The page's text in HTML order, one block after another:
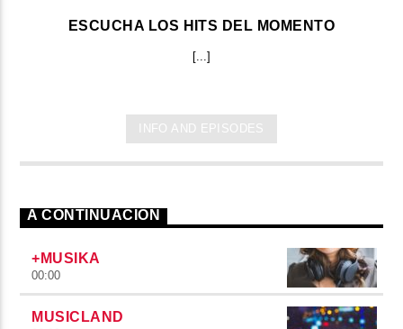
ESCUCHA LOS HITS DEL MOMENTO
[...]
INFO AND EPISODES
A CONTINUACIÓN
+MUSIKA
00:00
MUSICLAND